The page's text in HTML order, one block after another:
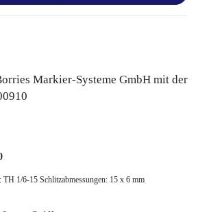
TH 1/6-15 Schlitzabmessungen: 15 x 6 mm